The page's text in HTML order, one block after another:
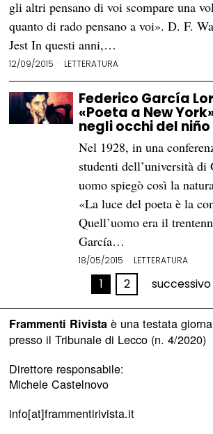
gli altri pensano di voi scompare una
quanto di rado pensano a voi». D. F.
Jest In questi anni,…
12/09/2015 LETTERATURA
Federico García
«Poeta a New
negli occhi del niño
Nel 1928, in una
studenti dell’università di
uomo spiegò così la
«La luce del poeta è la
Quell’uomo era il
García…
18/05/2015 LETTERATURA
1 2 successivo
Frammenti Rivistaè una testata
presso il Tribunale di Lecco (n. 4/2020)
Direttore responsabile:
Michele Castelnovo
info[at]frammentirivista.it